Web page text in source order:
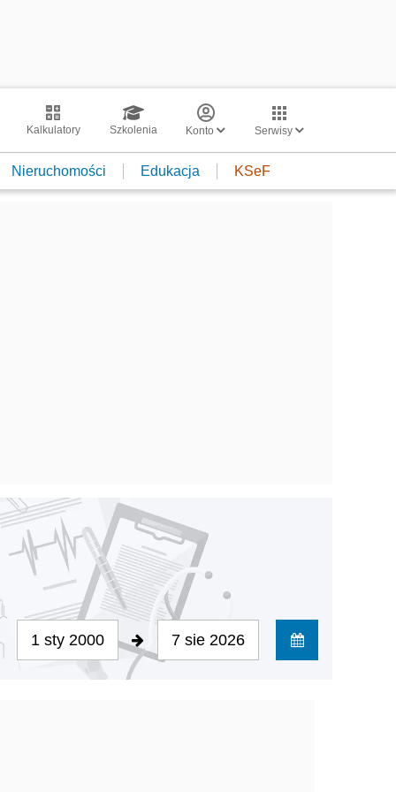
Kalkulatory Szkolenia Konto Serwisy
Nieruchomości Edukacja KSeF
1 sty 2000 7 sie 2026